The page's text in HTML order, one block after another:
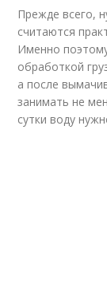
Прежде всего,
считаются
Именно
обработкой
а после
занимать не
сутки воду